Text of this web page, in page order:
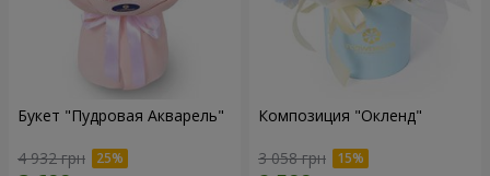
Букет "Пудровая Акварель"
4 932 грн
Композиция "Окленд"
3 058 грн